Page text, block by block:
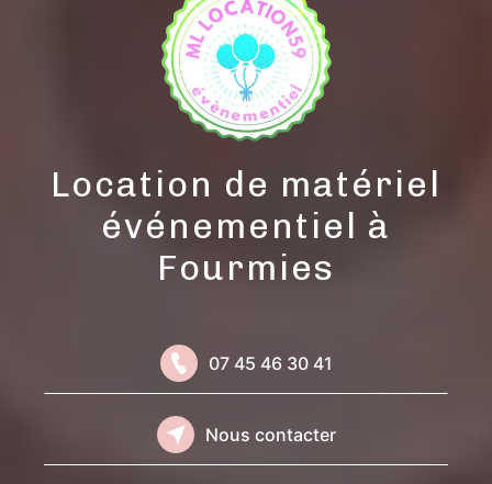
Location de matériel
événementiel à
Fourmies
07 45 46 30 41
Nous contacter